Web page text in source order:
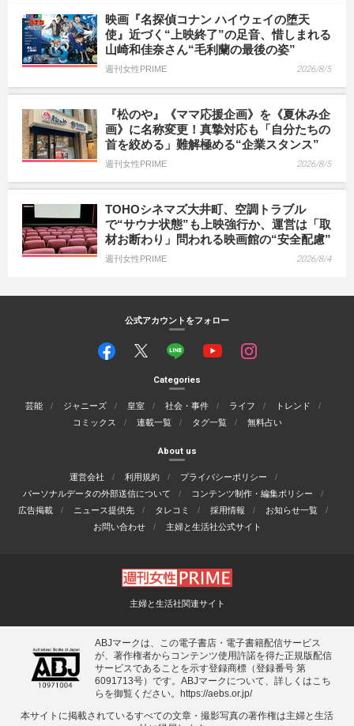
映画『名探偵コナン ハイウェイの堕天
使』近づく“上映終了”の足音、惜しまれる
山崎和佳奈さん“毛利蘭の最後の姿”
週刊女性PRIME 2026/8/5
『松のや』《ママ応援企画》を《夏休み企
画》に名称変更！真摯対応も「自分たちの
首を絞める」難解極める“企業スタンス”
週刊女性PRIME 2026/8/5
TOHOシネマズ大井町、空調トラブル
で“サウナ状態”も上映強行か、運営は「取
材お断わり」問われる映画館の“安全配慮”
週刊女性PRIME 2026/8/4
公式アカウントをフォロー
Categories
芸能 ジャニーズ 皇室 社会・事件 ライフ
トレンド
コミックス
連載一覧 タグ一覧 無料占い
About us
運営会社 利用規約
プライバシーポリシー
パーソナルデータの外部送信について
コンテンツ制作・編集ポリシー
広告掲載
ニュース提供先 タレコミ 採用情報
お知らせ一覧
お問い合わせ
主婦と生活社公式サイト
主婦と生活社関連サイト
ABJマークは、この電子書店・電子書籍配信サービス
が、著作権者からコンテンツ使用許諾を得た正規版配信
サービスであることを示す登録商標（登録番号 第
6091713号）です。ABJマークについて、詳しくはこち
らを御覧ください。 https://aebs.or.jp/
本サイトに掲載されているすべての⽂章・撮影写真の著作権は主婦と⽣活